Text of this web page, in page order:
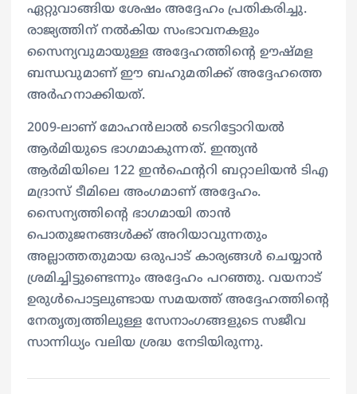
ഏറ്റുവാങ്ങിയ ശേഷം അദ്ദേഹം പ്രതികരിച്ചു.
രാജ്യത്തിന് നൽകിയ സംഭാവനകളും
സൈന്യവുമായുള്ള അദ്ദേഹത്തിന്റെ ഊഷ്മള
ബന്ധവുമാണ് ഈ ബഹുമതിക്ക് അദ്ദേഹത്തെ
അർഹനാക്കിയത്.
2009-ലാണ് മോഹൻലാൽ ടെറിട്ടോറിയൽ
ആർമിയുടെ ഭാഗമാകുന്നത്. ഇന്ത്യൻ
ആർമിയിലെ 122 ഇൻഫെൻ്ററി ബറ്റാലിയൻ ടിഎ
മദ്രാസ് ടീമിലെ അംഗമാണ് അദ്ദേഹം.
സൈന്യത്തിന്റെ ഭാഗമായി താൻ
പൊതുജനങ്ങൾക്ക് അറിയാവുന്നതും
അല്ലാത്തതുമായ ഒരുപാട് കാര്യങ്ങൾ ചെയ്യാൻ
ശ്രമിച്ചിട്ടുണ്ടെന്നും അദ്ദേഹം പറഞ്ഞു. വയനാട്
ഉരുൾപൊട്ടലുണ്ടായ സമയത്ത് അദ്ദേഹത്തിന്റെ
നേതൃത്വത്തിലുള്ള സേനാംഗങ്ങളുടെ സജീവ
സാന്നിധ്യം വലിയ ശ്രദ്ധ നേടിയിരുന്നു.